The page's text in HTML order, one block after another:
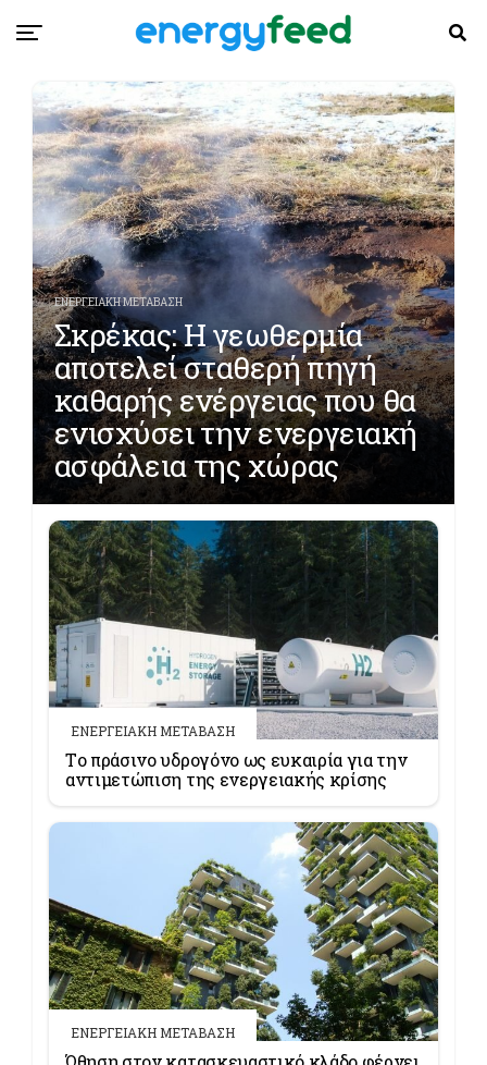
ΕΝΕΡΓΕΙΑΚΗ ΜΕΤΑΒΑΣΗ
Σκρέκας: Η γεωθερμία
αποτελεί σταθερή πηγή
καθαρής ενέργειας που θα
ενισχύσει την ενεργειακή
ασφάλεια της χώρας
ΕΝΕΡΓΕΙΑΚΗ ΜΕΤΑΒΑΣΗ
Tο πράσινο υδρογόνο ως ευκαιρία για την
αντιμετώπιση της ενεργειακής κρίσης
ΕΝΕΡΓΕΙΑΚΗ ΜΕΤΑΒΑΣΗ